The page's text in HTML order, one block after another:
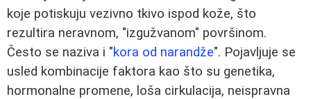
koje potiskuju vezivno tkivo ispod kože, što
rezultira neravnom, "izgužvanom" površinom.
Često se naziva i "kora od narandže". Pojavljuje se
usled kombinacije faktora kao što su genetika,
hormonalne promene, loša cirkulacija, neispravna